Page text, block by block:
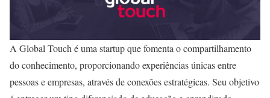
A Global Touch é uma startup que fomenta o compartilhamento
do conhecimento, proporcionando experiências únicas entre
pessoas e empresas, através de conexões estratégicas. Seu objetivo